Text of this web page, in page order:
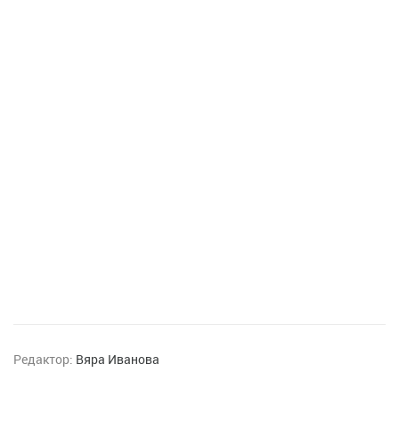
Редактор: Вяра Иванова